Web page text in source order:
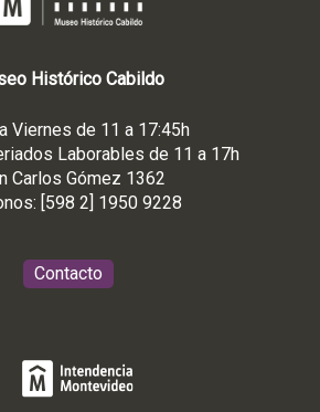
Histórico Cabildo
Viernes de 11 a 17:45h
Laborables de 11 a 17h
Carlos Gómez 1362
[598 2] 1950 9228
Contacto